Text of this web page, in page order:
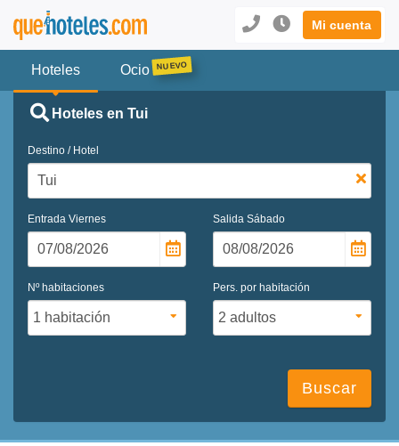
Mi cuenta
Hoteles Ocio
Hoteles en Tui
Destino / Hotel
Entrada Viernes Salida Sábado
Nº habitaciones Pers. por habitación
Buscar